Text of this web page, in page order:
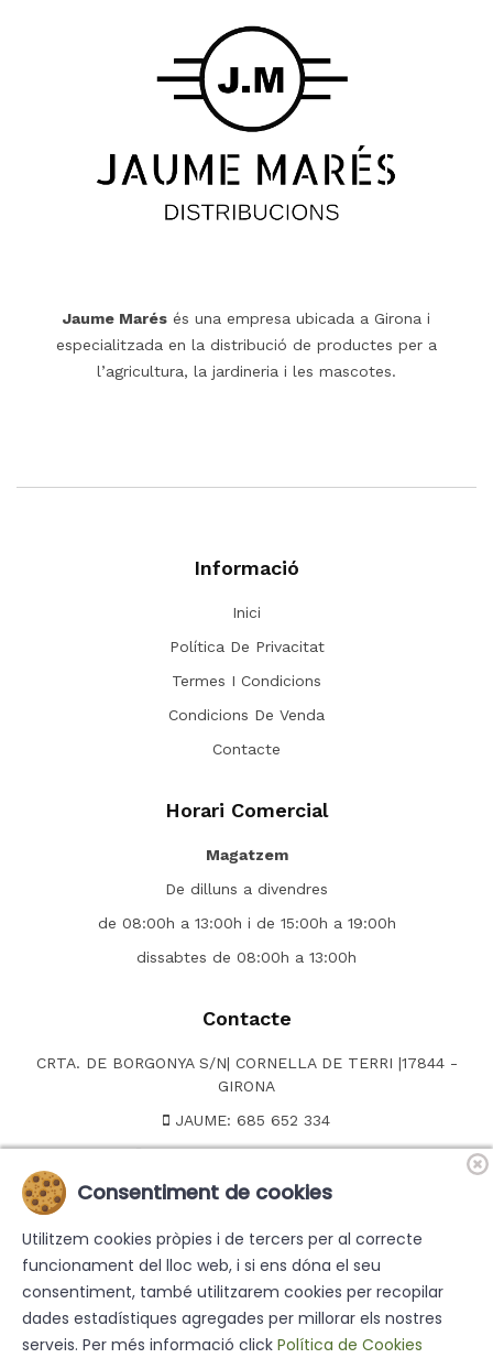
Jaume Marés és una empresa ubicada a Girona i
especialitzada en la distribució de productes per a
l’agricultura, la jardineria i les mascotes.
Informació
Inici
Política De Privacitat
Termes I Condicions
Condicions De Venda
Contacte
Horari Comercial
Magatzem
De dilluns a divendres
de 08:00h a 13:00h i de 15:00h a 19:00h
dissabtes de 08:00h a 13:00h
Contacte
CRTA. DE BORGONYA S/N| CORNELLA DE TERRI |17844 -
GIRONA
JAUME: 685 652 334
NEUS OFICINA: 635 099 235
CARLES 635 874 060
Consentiment de cookies
Utilitzem cookies pròpies i de tercers per al correcte
funcionament del lloc web, i si ens dóna el seu
consentiment, també utilitzarem cookies per recopilar
dades estadístiques agregades per millorar els nostres
serveis. Per més informació click Política de Cookies